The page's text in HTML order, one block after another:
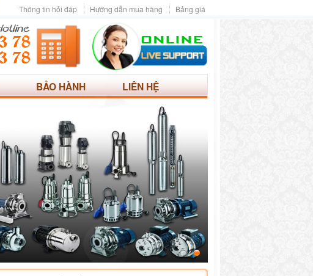
Bảng giá
Hướng dẫn mua hàng
Thông tin hỏi đáp
BẢO HÀNH LIÊN HỆ